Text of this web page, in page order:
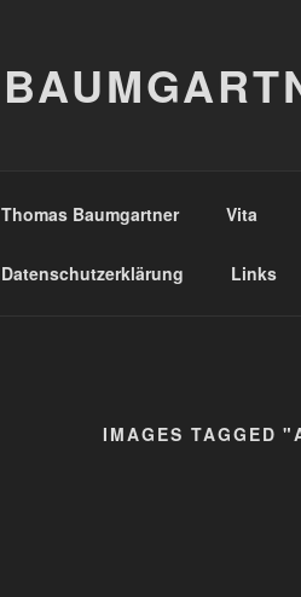
Thomas Baumgartner Vita
Datenschutzerklärung Links
IMAGES TAGGED